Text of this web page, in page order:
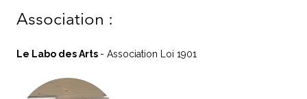
Association :
Le Labo des Arts - Association Loi 1901